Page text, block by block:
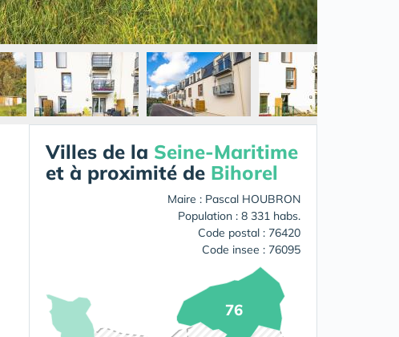
Villes de la Seine-Maritime
et à proximité de Bihorel
Maire : Pascal HOUBRON
Population : 8 331 habs.
Code postal : 76420
Code insee : 76095
76